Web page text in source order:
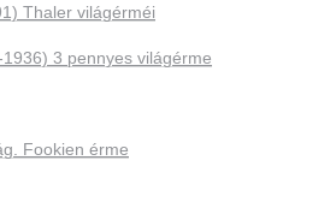
Thaler világérméi
3 pennyes világérme
Fookien érme